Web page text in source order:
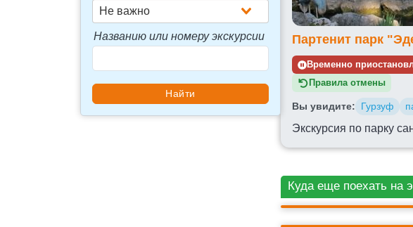
Партенит парк
Временно
Правила отмены
Вы увидите: Гурзуф
Экскурсия по парку
Куда еще поехать на
ГУРЗУФ
ВОРОНЦОВСКИЙ
Не важно
Названию или номеру экскурсии